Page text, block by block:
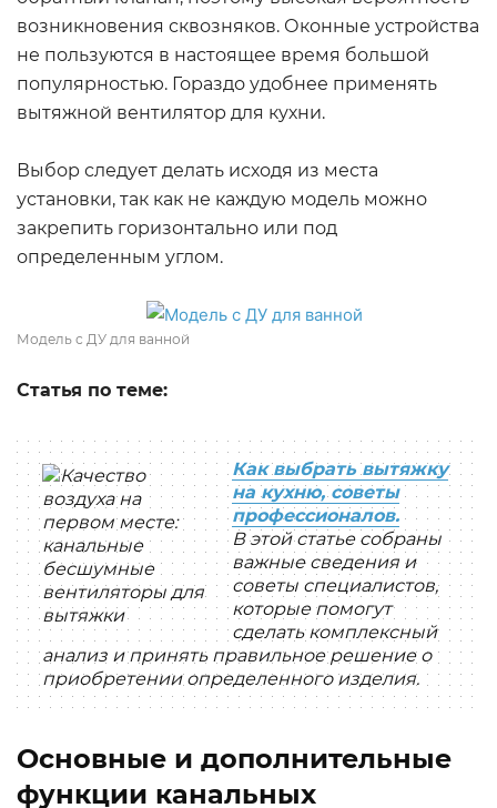
возникновения сквозняков. Оконные устройства
не пользуются в настоящее время большой
популярностью. Гораздо удобнее применять
вытяжной вентилятор для кухни.
Выбор следует делать исходя из места
установки, так как не каждую модель можно
закрепить горизонтально или под
определенным углом.
Модель с ДУ для ванной
Статья по теме:
Как выбрать вытяжку
на кухню, советы
профессионалов.
В этой статье собраны
важные сведения и
советы специалистов,
которые помогут
сделать комплексный
анализ и принять правильное решение о
приобретении определенного изделия.
Основные и дополнительные
функции канальных